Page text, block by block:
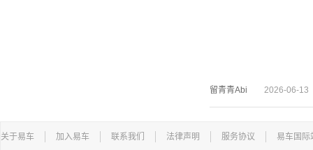
留青青Abi 2026-06-13
关于易车 加入易车 联系我们 法律声明 服务协议 易车国际